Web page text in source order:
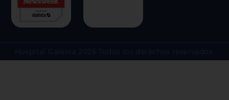
Hospital Galenia 2026 Todos los derechos reservados.
Sistema de personalización